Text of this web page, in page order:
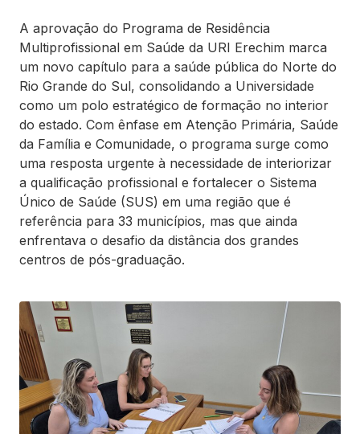
A aprovação do Programa de Residência
Multiprofissional em Saúde da URI Erechim marca
um novo capítulo para a saúde pública do Norte do
Rio Grande do Sul, consolidando a Universidade
como um polo estratégico de formação no interior
do estado. Com ênfase em Atenção Primária, Saúde
da Família e Comunidade, o programa surge como
uma resposta urgente à necessidade de interiorizar
a qualificação profissional e fortalecer o Sistema
Único de Saúde (SUS) em uma região que é
referência para 33 municípios, mas que ainda
enfrentava o desafio da distância dos grandes
centros de pós-graduação.